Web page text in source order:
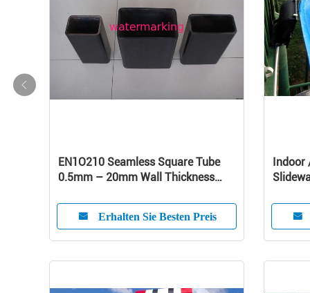
EN1O210 Seamless Square Tube
0.5mm – 20mm Wall Thickness
Erhalten Sie Besten Preis
Indoor